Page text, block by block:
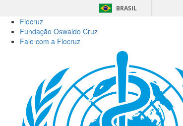
BRASIL
Fiocruz
Fundação Oswaldo Cruz
Fale com a Fiocruz